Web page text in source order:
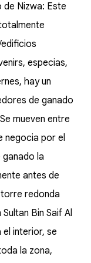
de Nizwa: Este
especias,
hay un
de ganado
mueven entre
negocia por el
la
antes de
redonda
Bin Saif Al
el interior, se
la zona,